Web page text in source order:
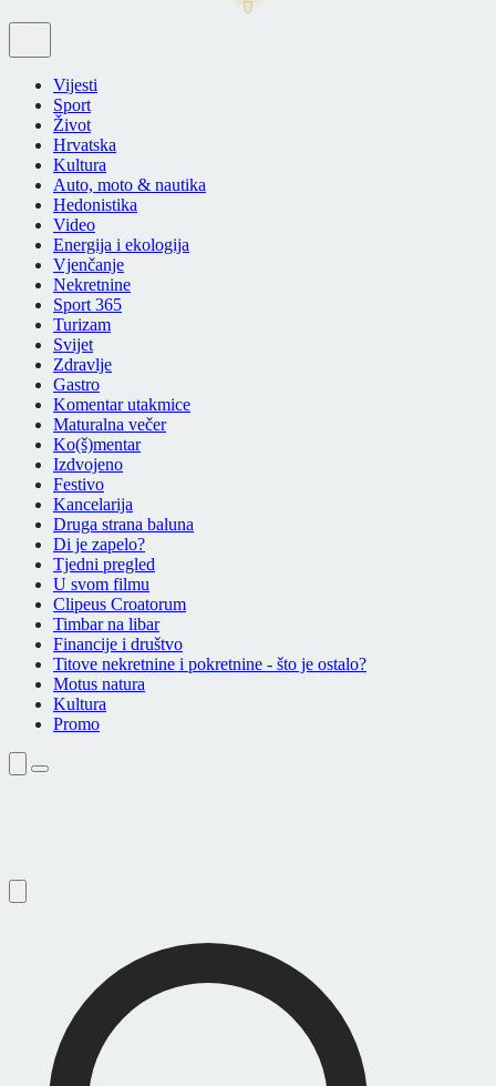
Vijesti
Sport
Život
Hrvatska
Kultura
Auto, moto & nautika
Hedonistika
Video
Energija i ekologija
Vjenčanje
Nekretnine
Sport 365
Turizam
Svijet
Zdravlje
Gastro
Komentar utakmice
Maturalna večer
Ko(š)mentar
Izdvojeno
Festivo
Kancelarija
Druga strana baluna
Di je zapelo?
Tjedni pregled
U svom filmu
Clipeus Croatorum
Timbar na libar
Financije i društvo
Titove nekretnine i pokretnine - što je ostalo?
Motus natura
Kultura
Promo